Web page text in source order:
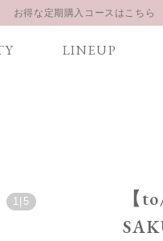
友達登録 500円OFFクーポンプ
期間中のお問い合わせと商品配送
LINEUP
1 5
【